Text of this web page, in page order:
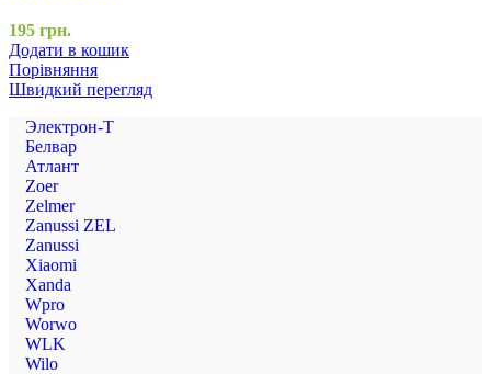
195 грн.
Додати в кошик
Порівняння
Швидкий перегляд
Электрон-Т
Белвар
Атлант
Zoer
Zelmer
Zanussi ZEL
Zanussi
Xiaomi
Xanda
Wpro
Worwo
WLK
Wilo